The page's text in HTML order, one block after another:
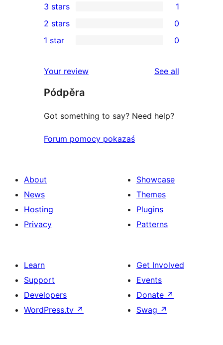
star
reviews
4-
star
reviews
1
3-
star
3 stars 1
2-
reviews
2 stars 0
star
reviews
1 star 0
Your review See all
Pódpěra
Got something to say? Need help?
Forum pomocy pokazaś
About
News
Hosting
Privacy
Showcase
Themes
Plugins
Patterns
Learn
Support
Developers
WordPress.tv ↗
Get Involved
Events
Donate ↗
Swag ↗